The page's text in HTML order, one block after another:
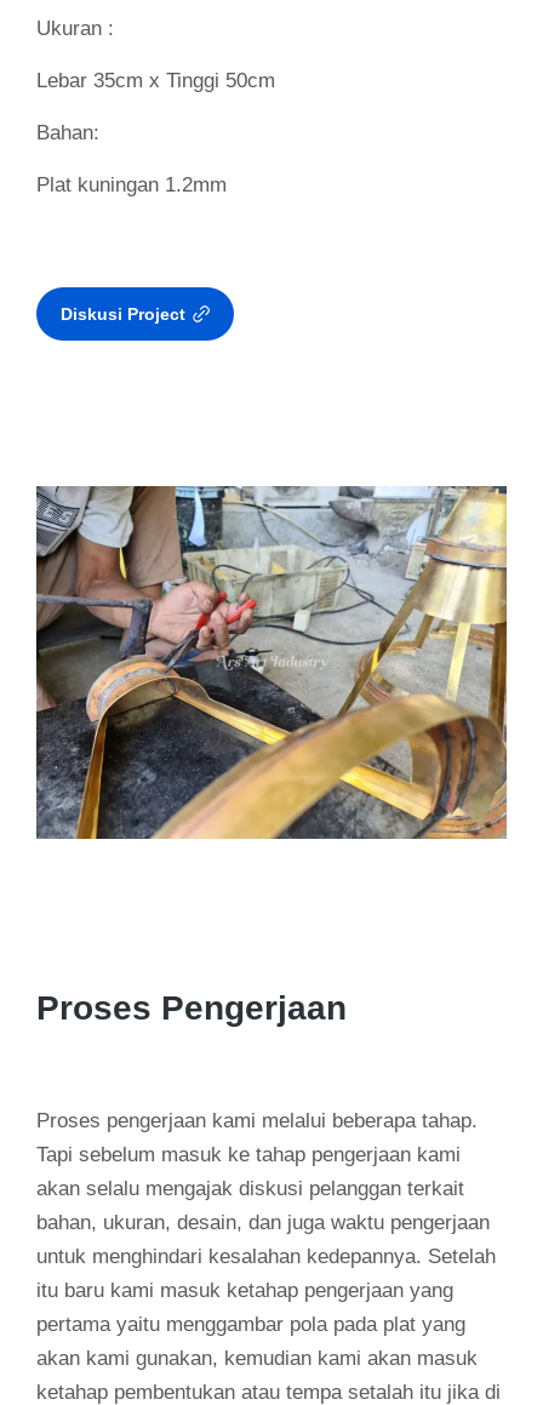
Ukuran :
Lebar 35cm x Tinggi 50cm
Bahan:
Plat kuningan 1.2mm
Diskusi Project
Proses Pengerjaan
Proses pengerjaan kami melalui beberapa tahap.
Tapi sebelum masuk ke tahap pengerjaan kami
akan selalu mengajak diskusi pelanggan terkait
bahan, ukuran, desain, dan juga waktu pengerjaan
untuk menghindari kesalahan kedepannya. Setelah
itu baru kami masuk ketahap pengerjaan yang
pertama yaitu menggambar pola pada plat yang
akan kami gunakan, kemudian kami akan masuk
ketahap pembentukan atau tempa setalah itu jika di